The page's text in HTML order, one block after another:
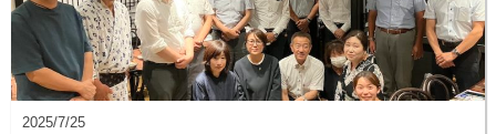
2025/7/25